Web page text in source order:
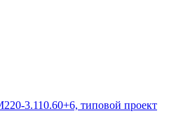
3.110.60+6, типовой проект